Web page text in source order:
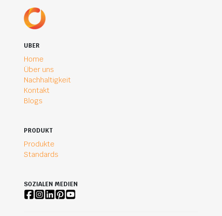
UBER
Home
Über uns
Nachhaltigkeit
Kontakt
Blogs
PRODUKT
Produkte
Standards
SOZIALEN MEDIEN